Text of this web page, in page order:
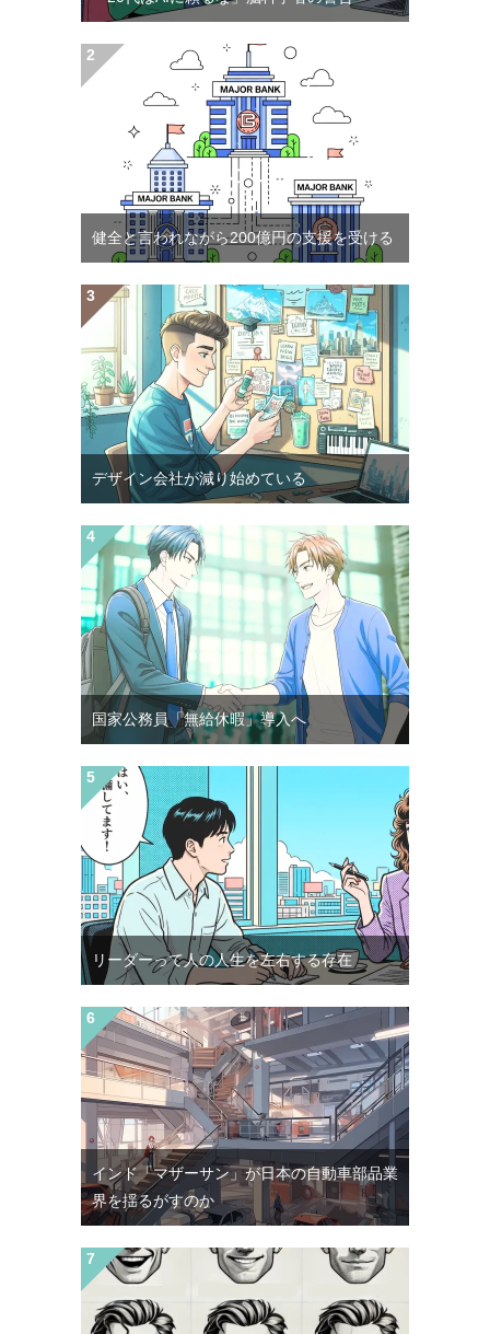
健全と言われながら200億円の支援を受ける
デザイン会社が減り始めている
国家公務員「無給休暇」導入へ
リーダーって人の人生を左右する存在
インド「マザーサン」が日本の自動車部品業
界を揺るがすのか